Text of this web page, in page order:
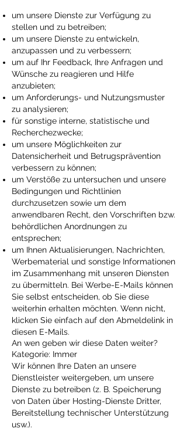
um unsere Dienste zur Verfügung zu
stellen und zu betreiben;
um unsere Dienste zu entwickeln,
anzupassen und zu verbessern;
um auf Ihr Feedback, Ihre Anfragen und
Wünsche zu reagieren und Hilfe
anzubieten;
um Anforderungs- und Nutzungsmuster
zu analysieren;
für sonstige interne, statistische und
Recherchezwecke;
um unsere Möglichkeiten zur
Datensicherheit und Betrugsprävention
verbessern zu können;
um Verstöße zu untersuchen und unsere
Bedingungen und Richtlinien
durchzusetzen sowie um dem
anwendbaren Recht, den Vorschriften bzw.
behördlichen Anordnungen zu
entsprechen;
um Ihnen Aktualisierungen, Nachrichten,
Werbematerial und sonstige Informationen
im Zusammenhang mit unseren Diensten
zu übermitteln. Bei Werbe-E-Mails können
Sie selbst entscheiden, ob Sie diese
weiterhin erhalten möchten. Wenn nicht,
klicken Sie einfach auf den Abmeldelink in
diesen E-Mails.
An wen geben wir diese Daten weiter?
Kategorie: Immer
Wir können Ihre Daten an unsere
Dienstleister weitergeben, um unsere
Dienste zu betreiben (z. B. Speicherung
von Daten über Hosting-Dienste Dritter,
Bereitstellung technischer Unterstützung
usw.).